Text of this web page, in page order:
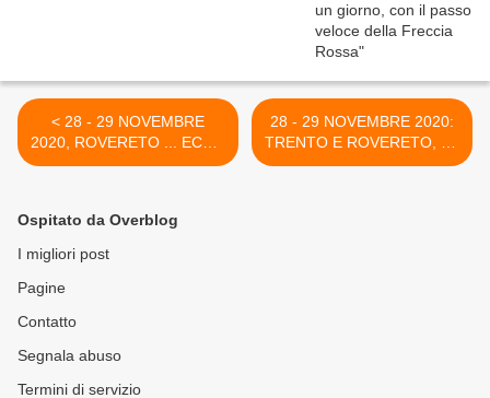
< 28 - 29 NOVEMBRE
2020, ROVERETO ... ECCO
LA NOSTRA LISTA
28 - 29 NOVEMBRE 2020:
TRENTO E ROVERETO, LE
CITTA' DEL NATALE >
Ospitato da Overblog
I migliori post
Pagine
Contatto
Segnala abuso
Termini di servizio